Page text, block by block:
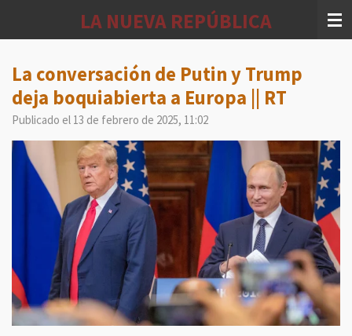
principal
LA NUEVA REPÚBLICA
La conversación de Putin y Trump
deja boquiabierta a Europa || RT
Publicado el 13 de febrero de 2025, 11:02